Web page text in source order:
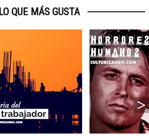
LO QUE MÁS GUSTA